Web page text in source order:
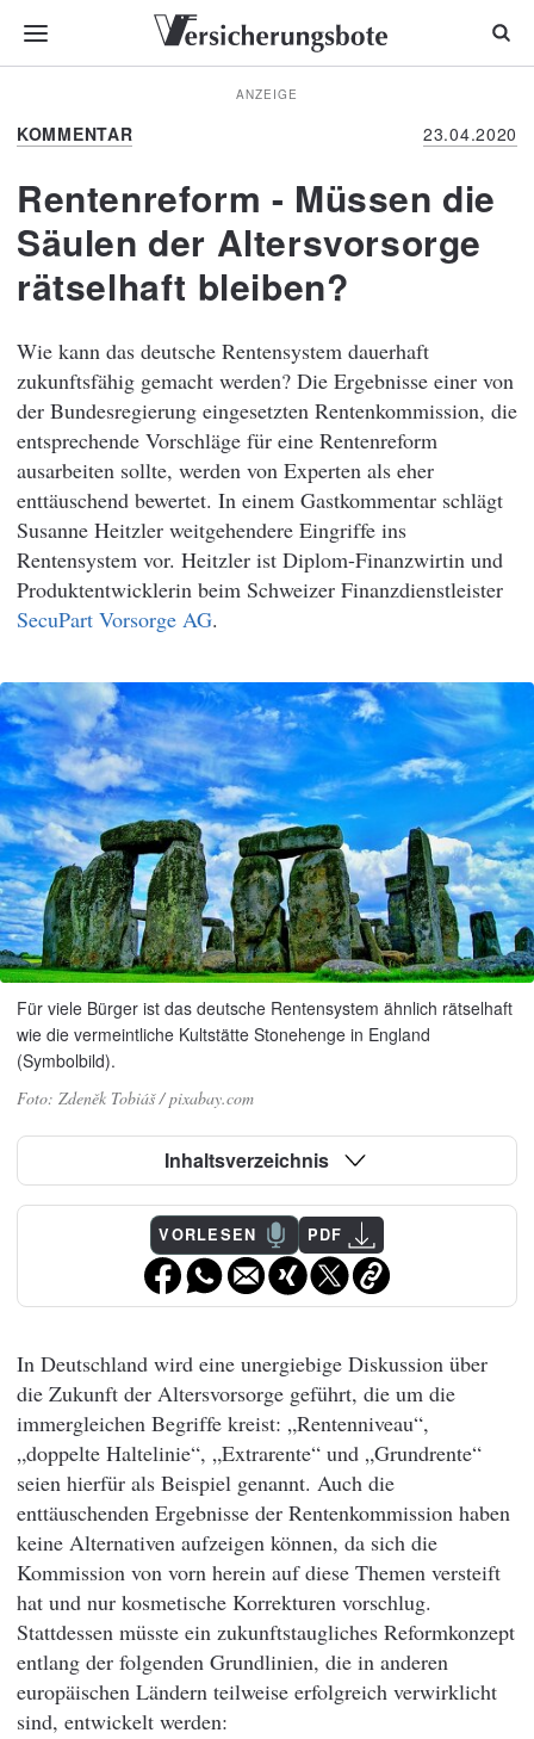
ANZEIGE
KOMMENTAR 23.04.2020
Rentenreform - Müssen die
Säulen der Altersvorsorge
rätselhaft bleiben?
Wie kann das deutsche Rentensystem dauerhaft
zukunftsfähig gemacht werden? Die Ergebnisse einer von
der Bundesregierung eingesetzten Rentenkommission, die
entsprechende Vorschläge für eine Rentenreform
ausarbeiten sollte, werden von Experten als eher
enttäuschend bewertet. In einem Gastkommentar schlägt
Susanne Heitzler weitgehendere Eingriffe ins
Rentensystem vor. Heitzler ist Diplom-Finanzwirtin und
Produktentwicklerin beim Schweizer Finanzdienstleister
SecuPart Vorsorge AG.
Für viele Bürger ist das deutsche Rentensystem ähnlich rätselhaft
wie die vermeintliche Kultstätte Stonehenge in England
(Symbolbild).
Zdeněk Tobiáš / pixabay.com
Inhaltsverzeichnis
VORLESEN PDF
In Deutschland wird eine unergiebige Diskussion über
die Zukunft der Altersvorsorge geführt, die um die
immergleichen Begriffe kreist: „Rentenniveau“,
„doppelte Haltelinie“, „Extrarente“ und „Grundrente“
seien hierfür als Beispiel genannt. Auch die
enttäuschenden Ergebnisse der Rentenkommission haben
keine Alternativen aufzeigen können, da sich die
Kommission von vorn herein auf diese Themen versteift
hat und nur kosmetische Korrekturen vorschlug.
Stattdessen müsste ein zukunftstaugliches Reformkonzept
entlang der folgenden Grundlinien, die in anderen
europäischen Ländern teilweise erfolgreich verwirklicht
sind, entwickelt werden: